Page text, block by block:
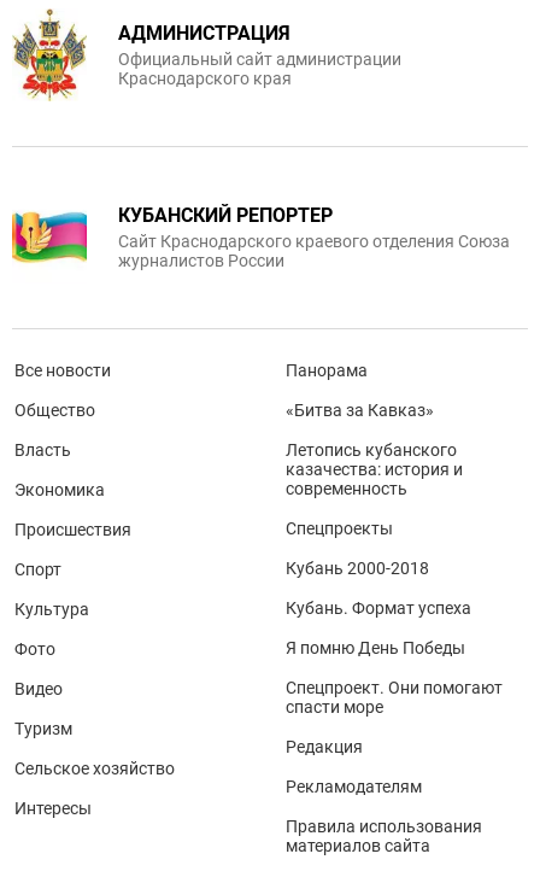
АДМИНИСТРАЦИЯ
Официальный сайт администрации
Краснодарского края
КУБАНСКИЙ РЕПОРТЕР
Сайт Краснодарского краевого отделения Союза
журналистов России
Все новости
Общество
Власть
Экономика
Происшествия
Спорт
Культура
Фото
Видео
Туризм
Сельское хозяйство
Интересы
Панорама
«Битва за Кавказ»
Летопись кубанского
казачества: история и
современность
Спецпроекты
Кубань 2000-2018
Кубань. Формат успеха
Я помню День Победы
Спецпроект. Они помогают
спасти море
Редакция
Рекламодателям
Правила использования
материалов сайта